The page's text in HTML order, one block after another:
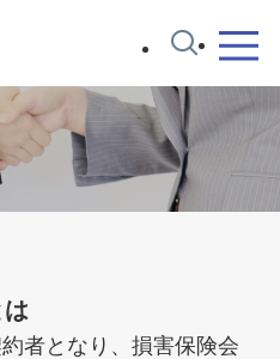
者となり、損害保険会